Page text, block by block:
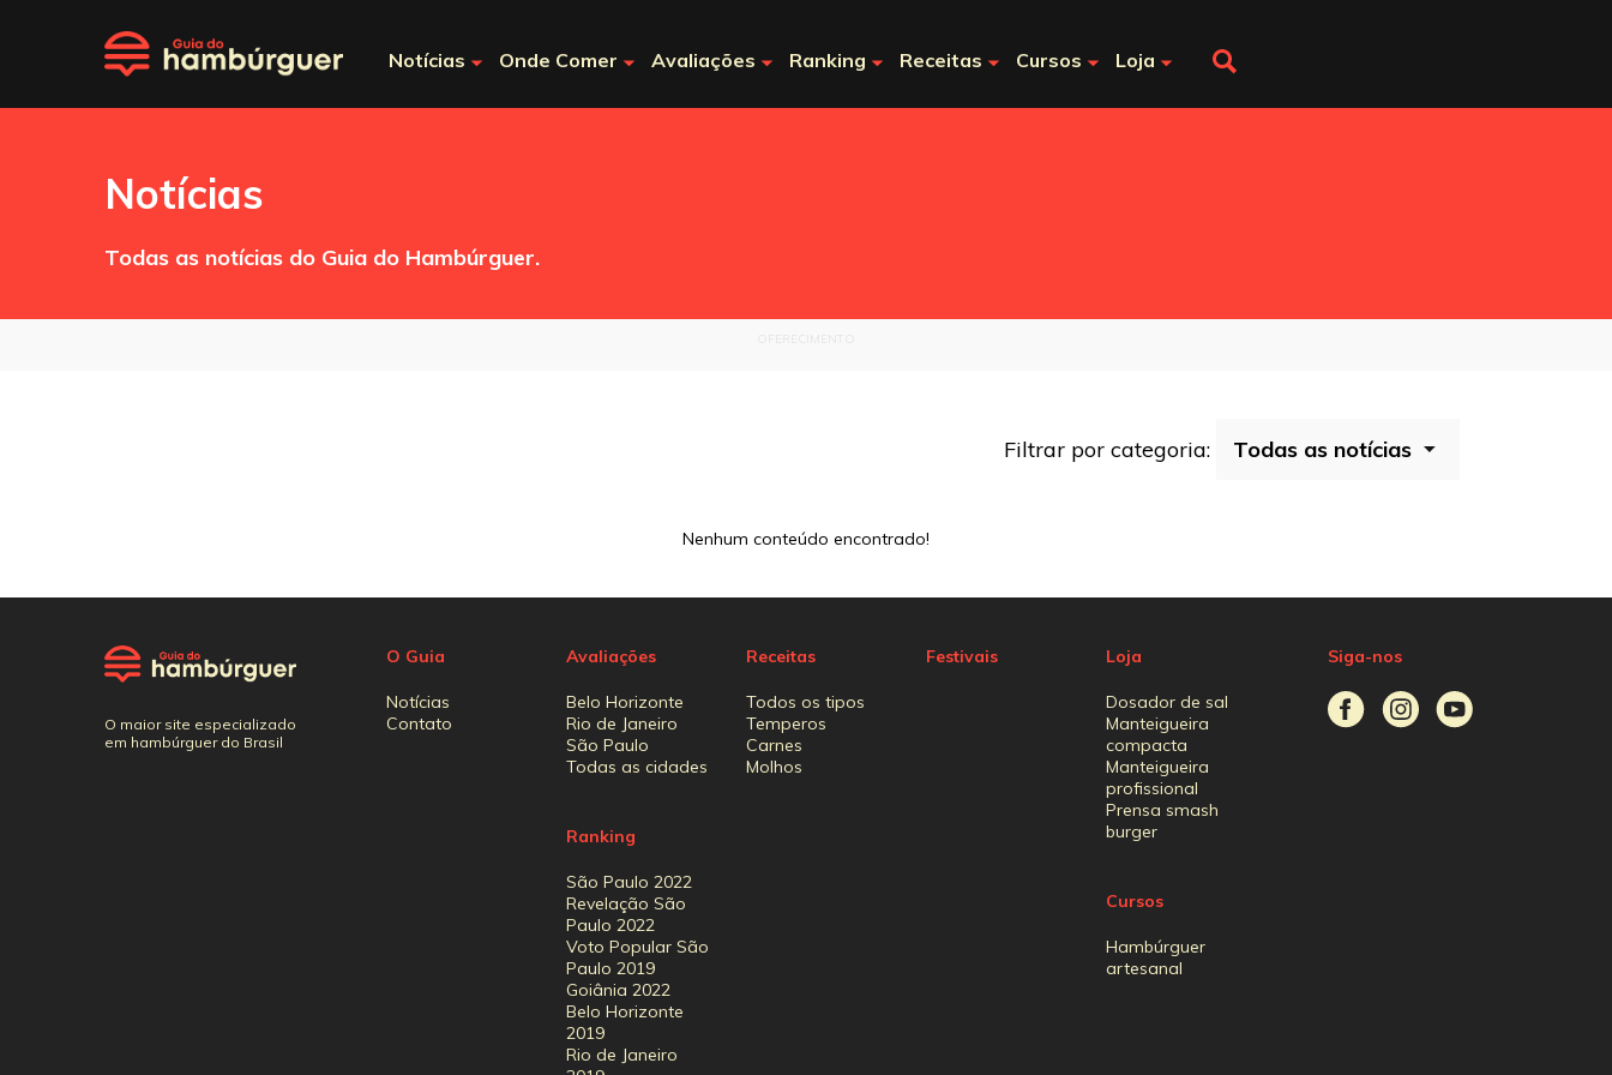
Notícias Onde Comer Avaliações Ranking Receitas Cursos Loja
Notícias
Todas as notícias do Guia do Hambúrguer.
Filtrar por categoria:
Nenhum conteúdo encontrado!
O maior site especializado
em hambúrguer do Brasil
O Guia
Notícias
Contato
Avaliações
Belo Horizonte
Rio de Janeiro
São Paulo
Todas as cidades
Ranking
São Paulo 2022
Revelação São
Paulo 2022
Voto Popular São
Paulo 2019
Goiânia 2022
Belo Horizonte
2019
Rio de Janeiro
Receitas
Todos os tipos
Temperos
Carnes
Molhos
Festivais Loja
Dosador de sal
Manteigueira
compacta
Manteigueira
profissional
Prensa smash
burger
Cursos
Hambúrguer
artesanal
Siga-nos